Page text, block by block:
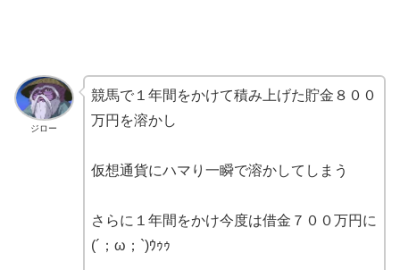
ジロー
競馬で１年間をかけて積み上げた貯金８００
万円を溶かし
仮想通貨にハマり一瞬で溶かしてしまう
さらに１年間をかけ今度は借金７００万円に
(´；ω；`)ｳｩｩ